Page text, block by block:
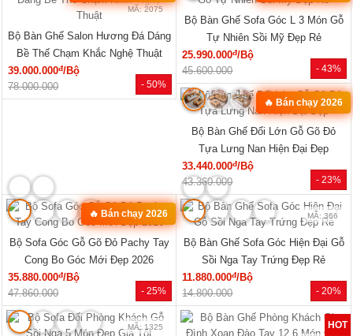
- 50%
MÃ: 2075
Bộ Bàn Ghế Salon Hương Đá Dáng
Bề Thế Chạm Khắc Nghệ Thuật
39.000.000đ/Bộ
78.000.000
- 43%
Bộ Bàn Ghế Sofa Góc L 3 Món Gỗ
Tự Nhiên Sồi Mỹ Đẹp Rẻ
25.990.000đ/Bộ
45.600.000
- 23%
🔥 Bán chạy 2026
MÃ: 3431
Bộ Bàn Ghế Đối Lớn Gỗ Gõ Đỏ
Tựa Lưng Nan Hiện Đại Đẹp
33.440.000đ/Bộ
43.360.000
- 25%
🔥 Bán chạy 2026
MÃ: 8427
Bộ Sofa Góc Gỗ Gõ Đỏ Pachy Tay
Cong Bo Góc Mới Đẹp 2026
35.880.000đ/Bộ
47.860.000
- 20%
MÃ: 366
Bộ Bàn Ghế Sofa Góc Hiện Đại Gỗ
Sồi Nga Tay Trứng Đẹp Rẻ
11.880.000đ/Bộ
14.800.000
MÃ: 1325 HOT